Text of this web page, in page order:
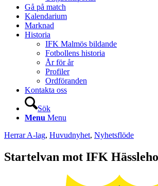
Gå på match
Kalendarium
Marknad
Historia
IFK Malmös bildande
Fotbollens historia
År för år
Profiler
Ordföranden
Kontakta oss
Sök
Menu Menu
Herrar A-lag, Huvudnyhet, Nyhetsflöde
Startelvan mot IFK